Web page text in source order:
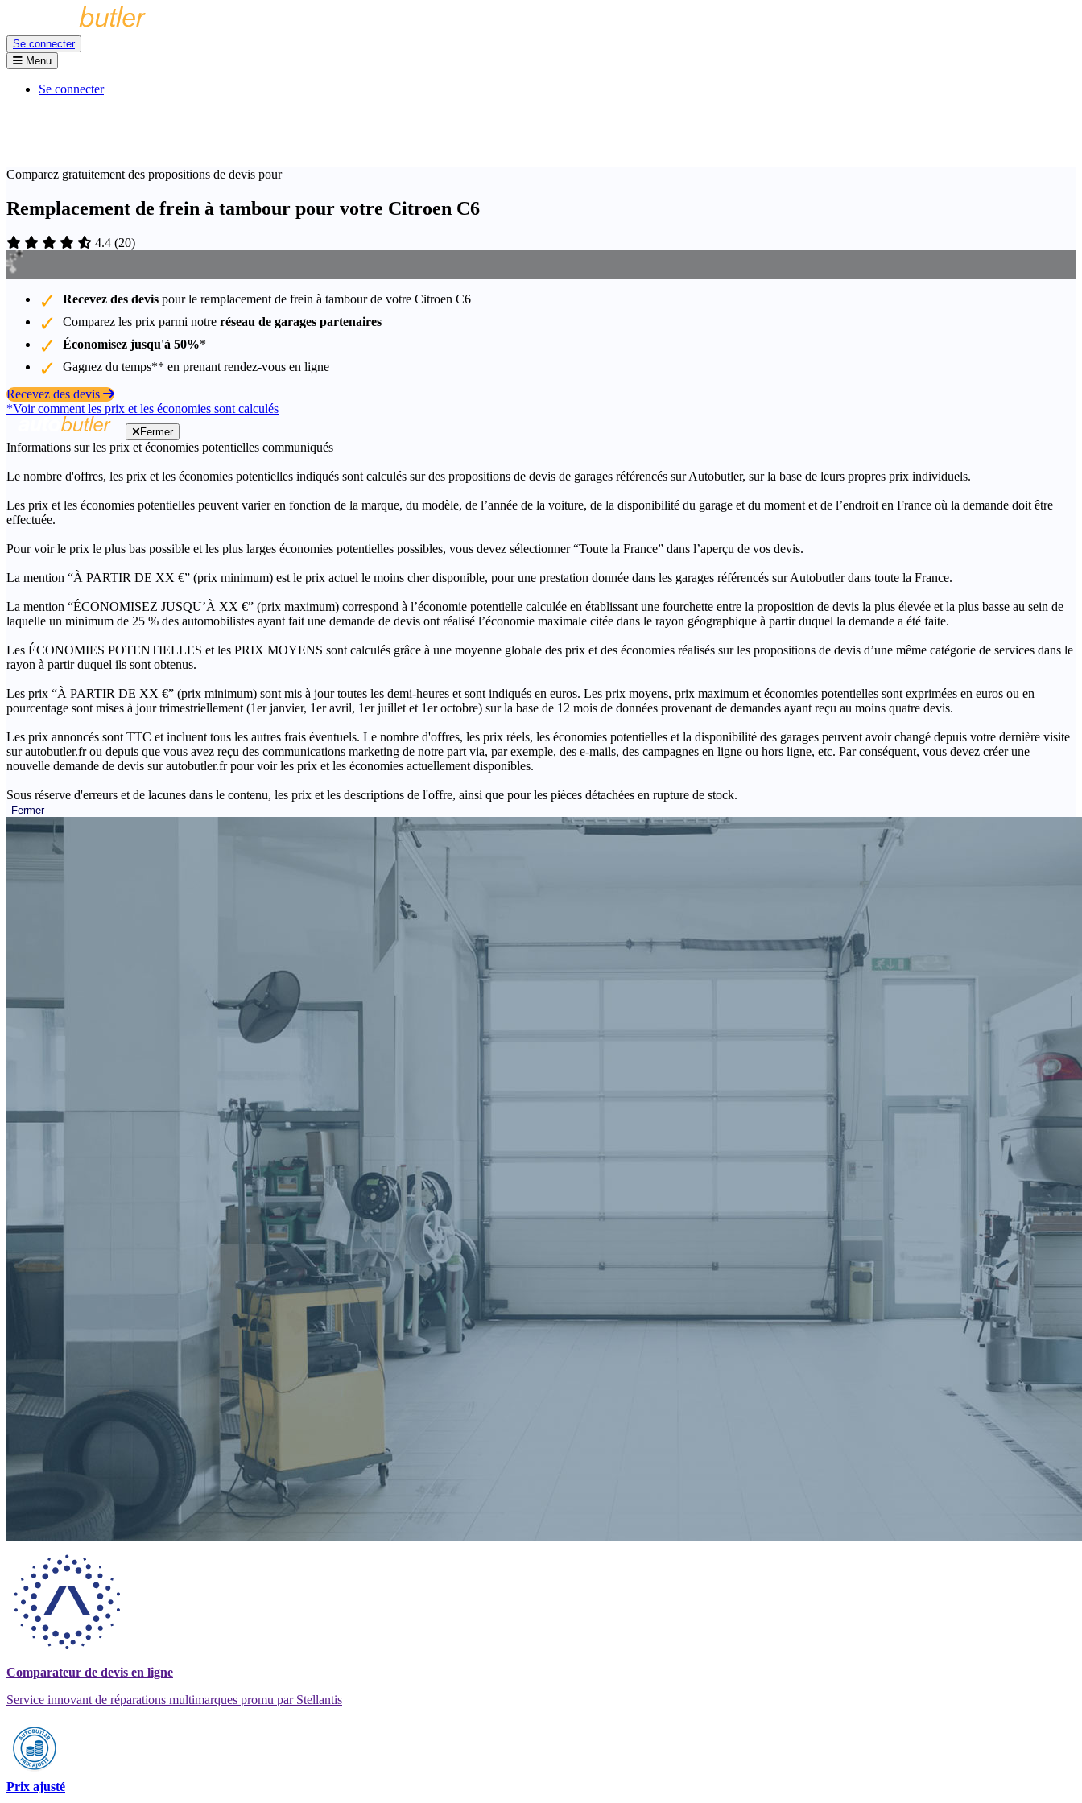
Se connecter
Menu
Se connecter
Comparez gratuitement des propositions de devis pour
Remplacement de frein à tambour pour votre Citroen C6
4.4 (20)
Recevez des devis pour le remplacement de frein à tambour de votre Citroen C6
Comparez les prix parmi notre réseau de garages partenaires
Économisez jusqu'à 50%*
Gagnez du temps** en prenant rendez-vous en ligne
Recevez des devis
*Voir comment les prix et les économies sont calculés
Fermer
Informations sur les prix et économies potentielles communiqués
Le nombre d'offres, les prix et les économies potentielles indiqués sont calculés sur des propositions de devis de garages référencés sur Autobutler, sur la base de leurs propres prix individuels.
Les prix et les économies potentielles peuvent varier en fonction de la marque, du modèle, de l’année de la voiture, de la disponibilité du garage et du moment et de l’endroit en France où la demande doit être
effectuée.
Pour voir le prix le plus bas possible et les plus larges économies potentielles possibles, vous devez sélectionner “Toute la France” dans l’aperçu de vos devis.
La mention “À PARTIR DE XX €” (prix minimum) est le prix actuel le moins cher disponible, pour une prestation donnée dans les garages référencés sur Autobutler dans toute la France.
La mention “ÉCONOMISEZ JUSQU’À XX €” (prix maximum) correspond à l’économie potentielle calculée en établissant une fourchette entre la proposition de devis la plus élevée et la plus basse au sein de
laquelle un minimum de 25 % des automobilistes ayant fait une demande de devis ont réalisé l’économie maximale citée dans le rayon géographique à partir duquel la demande a été faite.
Les ÉCONOMIES POTENTIELLES et les PRIX MOYENS sont calculés grâce à une moyenne globale des prix et des économies réalisés sur les propositions de devis d’une même catégorie de services dans le
rayon à partir duquel ils sont obtenus.
Les prix “À PARTIR DE XX €” (prix minimum) sont mis à jour toutes les demi-heures et sont indiqués en euros. Les prix moyens, prix maximum et économies potentielles sont exprimées en euros ou en
pourcentage sont mises à jour trimestriellement (1er janvier, 1er avril, 1er juillet et 1er octobre) sur la base de 12 mois de données provenant de demandes ayant reçu au moins quatre devis.
Les prix annoncés sont TTC et incluent tous les autres frais éventuels. Le nombre d'offres, les prix réels, les économies potentielles et la disponibilité des garages peuvent avoir changé depuis votre dernière visite
sur autobutler.fr ou depuis que vous avez reçu des communications marketing de notre part via, par exemple, des e-mails, des campagnes en ligne ou hors ligne, etc. Par conséquent, vous devez créer une
nouvelle demande de devis sur autobutler.fr pour voir les prix et les économies actuellement disponibles.
Sous réserve d'erreurs et de lacunes dans le contenu, les prix et les descriptions de l'offre, ainsi que pour les pièces détachées en rupture de stock.
Fermer
Comparateur de devis en ligne
Service innovant de réparations multimarques promu par Stellantis
Prix ajusté